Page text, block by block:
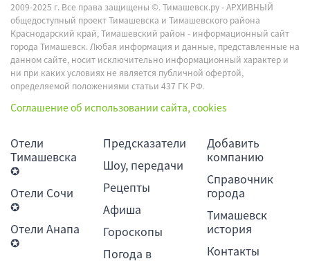
2009-2025 г. Все права защищены ©.Тимашевск.ру - АРХИВНЫЙ
общедоступный проект Тимашевска и Тимашевского района
Краснодарский край, Тимашевский район - информационный сайт
города Тимашевск. Любая информация и данные, представленные на
данном сайте, носит исключительно информационный характер и
ни при каких условиях не является публичной офертой,
определяемой положениями статьи 437 ГК РФ.
Соглашение об использовании сайта, cookies
Отели
Тимашевска
✪
Отели Сочи
✪
Отели Анапа
✪
Предсказатели
Шоу, передачи
Рецепты
Афиша
Гороскопы
Погода в
Добавить
компанию
Справочник
города
Тимашевск
история
Контакты